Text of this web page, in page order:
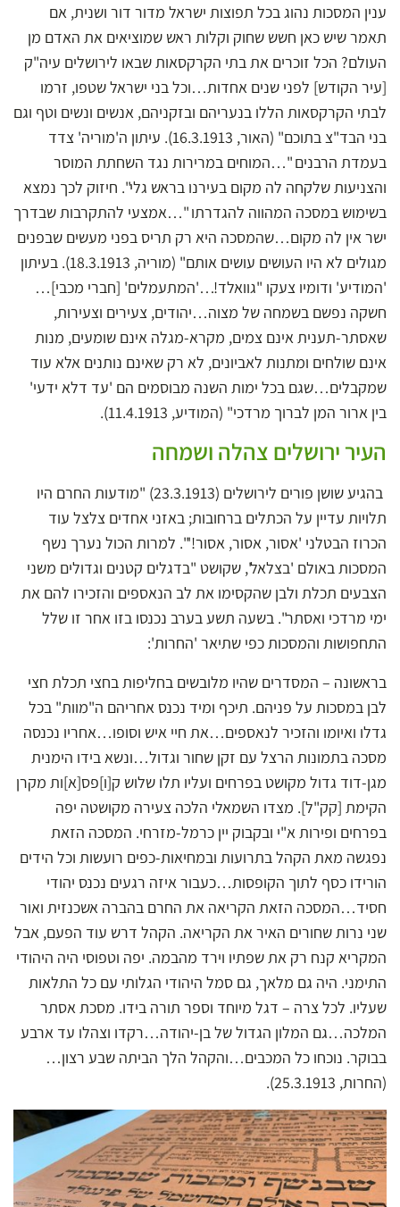
ענין המסכות נהוג בכל תפוצות ישראל מדור דור ושנית, אם
תאמר שיש כאן חשש שחוק וקלות ראש שמוציאים את האדם מן
העולם? הכל זוכרים את בתי הקרקסאות שבאו לירושלים עיה"ק
[עיר הקודש] לפני שנים אחדות…וכל בני ישראל שטפו, זרמו
לבתי הקרקסאות הללו בנעריהם ובזקניהם, אנשים ונשים וטף וגם
בני הבד"צ בתוכם" (האור, 16.3.1913). עיתון ה'מוריה' צדד
בעמדת הרבנים "…המוחים במרירות נגד השחתת המוסר
והצניעות שלקחה לה מקום בעירנו בראש גלי". חיזוק לכך נמצא
בשימוש במסכה המהווה להגדרתו "…אמצעי להתקרבות שבדרך
ישר אין לה מקום…שהמסכה היא רק תריס בפני מעשים שבפנים
מגולים לא היו העושים עושים אותם" (מוריה, 18.3.1913). בעיתון
'המודיע' ודומיו צעקו "גוואלד!…'המתעמלים' [חברי מכבי]…
חשקה נפשם בשמחה של מצוה…יהודים, צעירים וצעירות,
שאסתר-תענית אינם צמים, מקרא-מגלה אינם שומעים, מנות
אינם שולחים ומתנות לאביונים, לא רק שאינם נותנים אלא עוד
שמקבלים…שגם בכל ימות השנה מבוסמים הם 'עד דלא ידעי'
בין ארור המן לברוך מרדכי" (המודיע, 11.4.1913).
העיר ירושלים צהלה ושמחה
בהגיע שושן פורים לירושלים (23.3.1913) "מודעות החרם היו
תלויות עדיין על הכתלים ברחובות; באזני אחדים צלצל עוד
הכרוז הבטלני 'אסור, אסור, אסור!'". למרות הכול נערך נשף
המסכות באולם 'בצלאל', שקושט "בדגלים קטנים וגדולים משני
הצבעים תכלת ולבן שהקסימו את לב הנאספים והזכירו להם את
ימי מרדכי ואסתר". בשעה תשע בערב נכנסו בזו אחר זו שלל
התחפושות והמסכות כפי שתיאר 'החרות':
בראשונה – המסדרים שהיו מלובשים בחליפות בחצי תכלת חצי
לבן במסכות על פניהם. תיכף ומיד נכנס אחריהם ה"מוות" בכל
גדלו ואיומו והזכיר לנאספים…את חיי איש וסופו…אחריו נכנסה
מסכה בתמונות הרצל עם זקן שחור וגדול…ונשא בידו הימנית
מגן-דוד גדול מקושט בפרחים ועליו תלו שלוש ק[ו]פס[א]ות מקרן
הקימת [קק"ל]. מצדו השמאלי הלכה צעירה מקושטה יפה
בפרחים ופירות א"י ובקבוק יין כרמל-מזרחי. המסכה הזאת
נפגשה מאת הקהל בתרועות ובמחיאות-כפים רועשות וכל הידים
הורידו כסף לתוך הקופסות…כעבור איזה רגעים נכנס יהודי
חסיד…המסכה הזאת הקריאה את החרם בהברה אשכנזית ואור
שני נרות שחורים האיר את הקריאה. הקהל דרש עוד הפעם, אבל
המקריא קנח רק את שפתיו וירד מהבמה. יפה וטפוסי היה היהודי
התימני. היה גם מלאך, גם סמל היהודי הגלותי עם כל התלאות
שעליו. לכל צרה – דגל מיוחד וספר תורה בידו. מסכת אסתר
המלכה…גם המלון הגדול של בן-יהודה…רקדו וצהלו עד ארבע
בבוקר. נוכחו כל המכבים…והקהל הלך הביתה שבע רצון…
(החרות, 25.3.1913)
.